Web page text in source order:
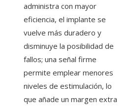
administra con mayor
eficiencia, el implante se
vuelve más duradero y
disminuye la posibilidad de
fallos; una señal firme
permite emplear menores
niveles de estimulación, lo
que añade un margen extra